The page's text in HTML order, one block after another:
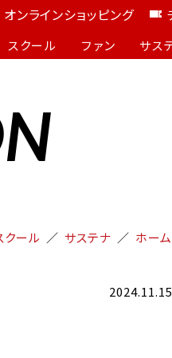
オンラインショッピング
スクール ファン サス
クール サステナ ホー
2024.11.15